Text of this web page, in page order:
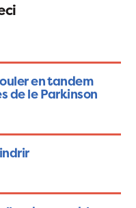
en tandem
de le Parkinson